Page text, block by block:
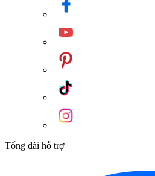
Tổng đài hỗ trợ